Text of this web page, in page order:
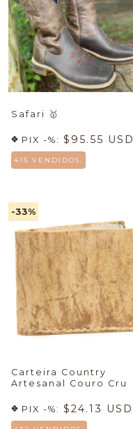
Safari 🥇
PIX -%: $95.55 USD
415 VENDIDOS.
-33%
Carteira Country
Artesanal Couro Cru
PIX -%: $24.13 USD